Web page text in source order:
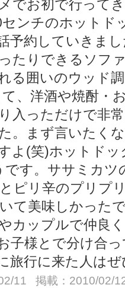
でお初で行っ
ンチのホットド
予約していきま
たりできるソフ
る囲いのウッド
、洋酒や焼酎・
入っただけで非
。まず言いたく
よ(笑)ホットド
です。ササミカ
ピリ辛のプリプ
て美味しかった
カップルで仲良
子様とで分け合
旅行に来た人は
02/11 掲載：2010/02/